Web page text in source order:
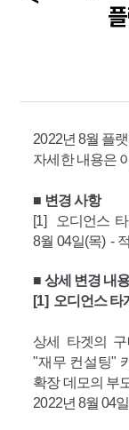
2022년 8월 플
자세한 내용은
■ 변경 사항
[1] 오디언스
8월 04일(목) -
■ 상세 변경 내
[1] 오디언스 타
상세 타겟의
"재무 컨설팅"
확장 데모의 부
2022년 8월 04